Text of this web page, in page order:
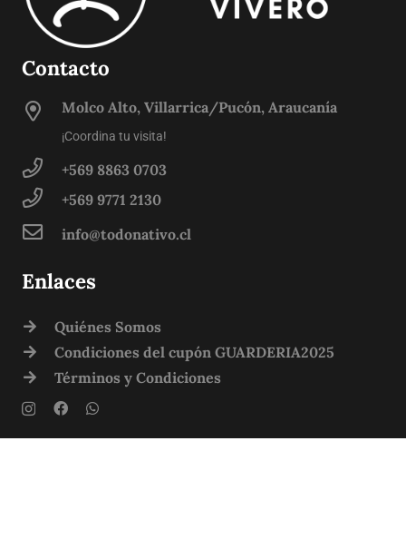
Contacto
Molco Alto, Villarrica/Pucón, Araucanía
¡Coordina tu visita!
+569 8863 0703
+569 9771 2130
info@todonativo.cl
Enlaces
Quiénes Somos
Condiciones del cupón GUARDERIA2025
Términos y Condiciones